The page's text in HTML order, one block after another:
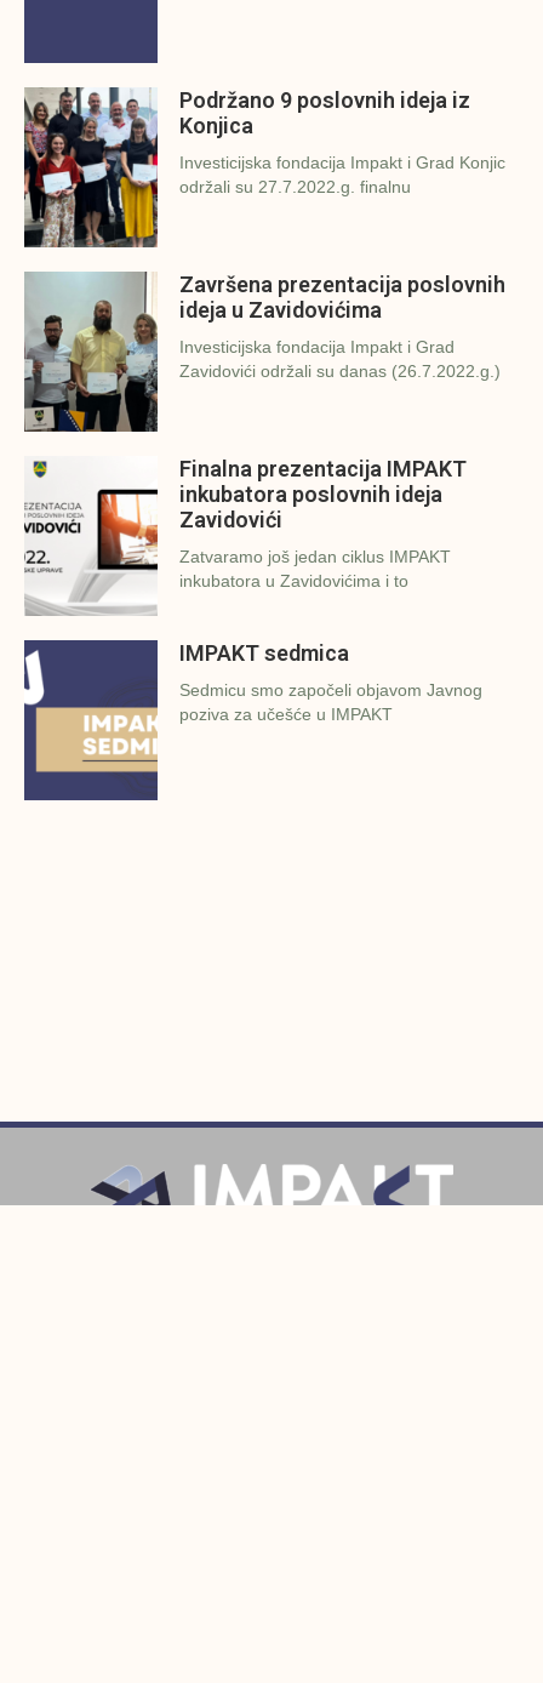
Podržano 9 poslovnih ideja iz
Konjica
Investicijska fondacija Impakt i Grad Konjic
održali su 27.7.2022.g. finalnu
Završena prezentacija poslovnih
ideja u Zavidovićima
Investicijska fondacija Impakt i Grad
Zavidovići održali su danas (26.7.2022.g.)
Finalna prezentacija IMPAKT
inkubatora poslovnih ideja
Zavidovići
Zatvaramo još jedan ciklus IMPAKT
inkubatora u Zavidovićima i to
IMPAKT sedmica
Sedmicu smo započeli objavom Javnog
poziva za učešće u IMPAKT